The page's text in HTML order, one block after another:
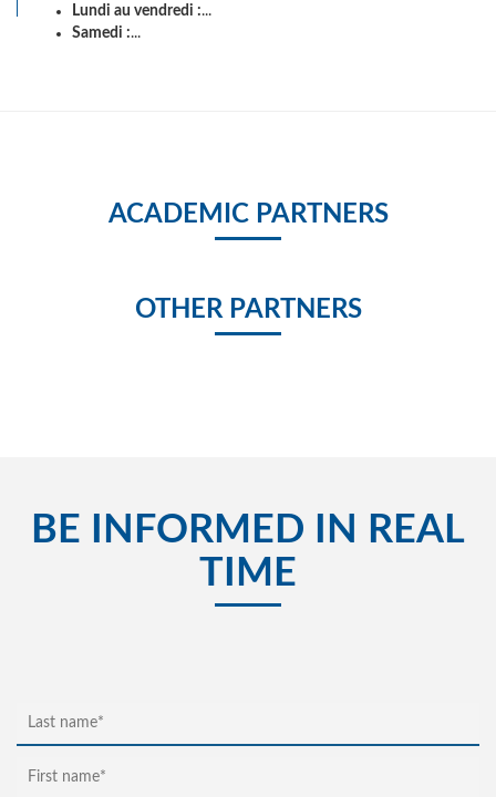
Lundi au vendredi :...
Samedi :...
ACADEMIC PARTNERS
OTHER PARTNERS
BE INFORMED IN REAL
TIME